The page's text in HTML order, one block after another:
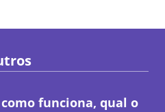
funciona, qual o